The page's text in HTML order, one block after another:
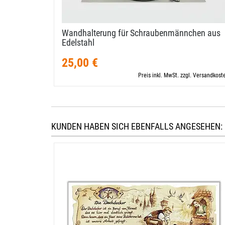
Wandhalterung für Schraubenmännchen aus
Edelstahl
25,00 €
Preis inkl. MwSt. zzgl.
KUNDEN HABEN SICH EBENFALLS ANGESEHEN: